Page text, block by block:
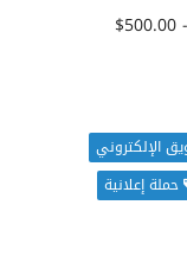
الإلكتروني
حملة إعلانية